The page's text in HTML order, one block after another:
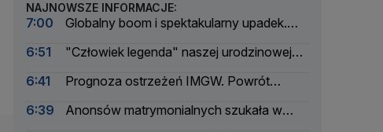
NAJNOWSZE INFORMACJE:
7:00
Globalny boom i spektakularny upadek.
6:51
"Człowiek legenda" naszej urodzinowej
6:41
Prognoza ostrzeżeń IMGW. Powrót
6:39
Anonsów matrymonialnych szukała w